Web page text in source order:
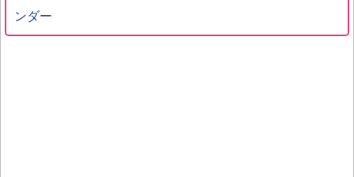
ンダー